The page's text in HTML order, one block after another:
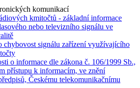
komunikací
kmitočtů - základní informace
nebo televizního signálu ve
chybovost signálu zařízení využívajícího
o informace dle zákona č. 106/1999 Sb.,
přístupu k informacím, ve znění
Českému telekomunikačnímu